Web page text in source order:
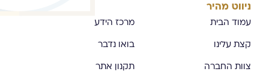
ניווט מהיר
עמוד הבית
קצת עלינו
צוות החברה
מרכז הידע
בואו נדבר
תקנון אתר